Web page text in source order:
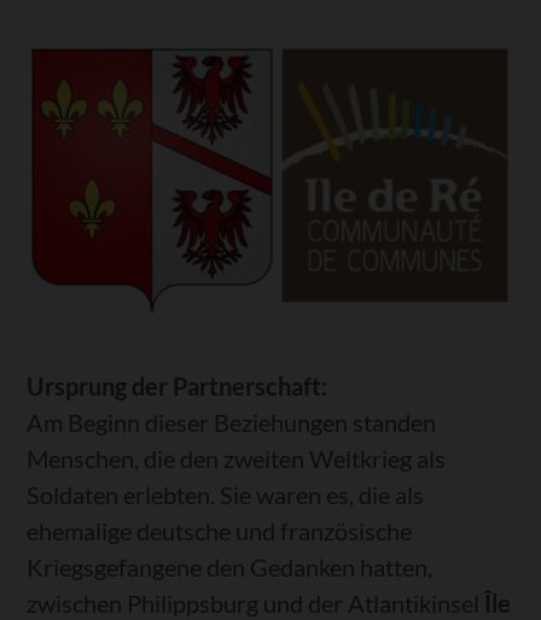
Ursprung der Partnerschaft:
Am Beginn dieser Beziehungen standen
Menschen, die den zweiten Weltkrieg als
Soldaten erlebten. Sie waren es, die als
ehemalige deutsche und französische
Kriegsgefangene den Gedanken hatten,
zwischen Philippsburg und der Atlantikinsel Île